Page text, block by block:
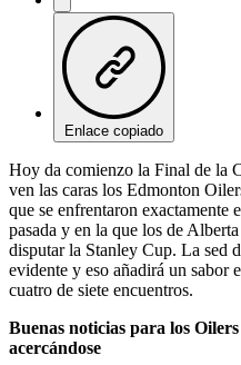
Enlace copiado
Hoy da comienzo la Final de la
ven las caras los Edmonton
que se enfrentaron exactamente
pasada y en la que los de
disputar la Stanley Cup. La sed
evidente y eso añadirá un sabor
cuatro de siete encuentros.
Buenas noticias para los
acercándose